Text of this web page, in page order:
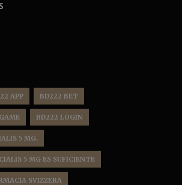
APP BD222 BET
BD222 LOGIN
5 MG.
CIALIS 5 MG ES SUFICIENTE
SVIZZERA